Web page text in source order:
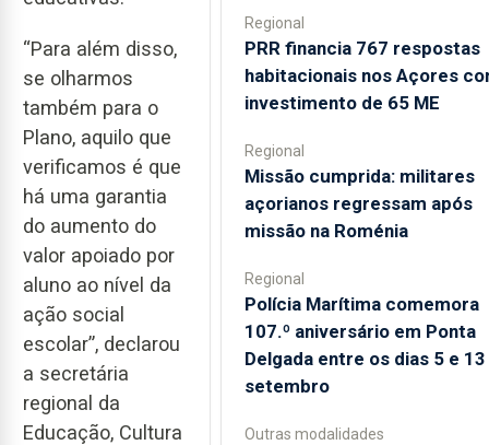
“Para além disso,
se olharmos
também para o
Plano, aquilo que
verificamos é que
há uma garantia
do aumento do
valor apoiado por
aluno ao nível da
ação social
escolar”, declarou
a secretária
regional da
Educação, Cultura
Regional
PRR financia 767 respostas
habitacionais nos Açores
investimento de 65 ME
Regional
Missão cumprida: militares
açorianos regressam após
missão na Roménia
Regional
Polícia Marítima comemora
107.º aniversário em Ponta
Delgada entre os dias 5 e
setembro
Outras modalidades